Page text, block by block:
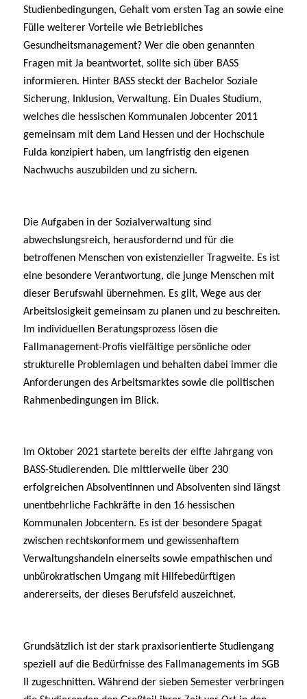
Studienbedingungen, Gehalt vom ersten Tag an sowie eine
Fülle weiterer Vorteile wie Betriebliches
Gesundheitsmanagement? Wer die oben genannten
Fragen mit Ja beantwortet, sollte sich über BASS
informieren. Hinter BASS steckt der Bachelor Soziale
Sicherung, Inklusion, Verwaltung. Ein Duales Studium,
welches die hessischen Kommunalen Jobcenter 2011
gemeinsam mit dem Land Hessen und der Hochschule
Fulda konzipiert haben, um langfristig den eigenen
Nachwuchs auszubilden und zu sichern.
Die Aufgaben in der Sozialverwaltung sind
abwechslungsreich, herausfordernd und für die
betroffenen Menschen von existenzieller Tragweite. Es ist
eine besondere Verantwortung, die junge Menschen mit
dieser Berufswahl übernehmen. Es gilt, Wege aus der
Arbeitslosigkeit gemeinsam zu planen und zu beschreiten.
Im individuellen Beratungsprozess lösen die
Fallmanagement-Profis vielfältige persönliche oder
strukturelle Problemlagen und behalten dabei immer die
Anforderungen des Arbeitsmarktes sowie die politischen
Rahmenbedingungen im Blick.
Im Oktober 2021 startete bereits der elfte Jahrgang von
BASS-Studierenden. Die mittlerweile über 230
erfolgreichen Absolventinnen und Absolventen sind längst
unentbehrliche Fachkräfte in den 16 hessischen
Kommunalen Jobcentern. Es ist der besondere Spagat
zwischen rechtskonformem und gewissenhaftem
Verwaltungshandeln einerseits sowie empathischen und
unbürokratischen Umgang mit Hilfebedürftigen
andererseits, der dieses Berufsfeld auszeichnet.
Grundsätzlich ist der stark praxisorientierte Studiengang
speziell auf die Bedürfnisse des Fallmanagements im SGB
II zugeschnitten. Während der sieben Semester verbringen